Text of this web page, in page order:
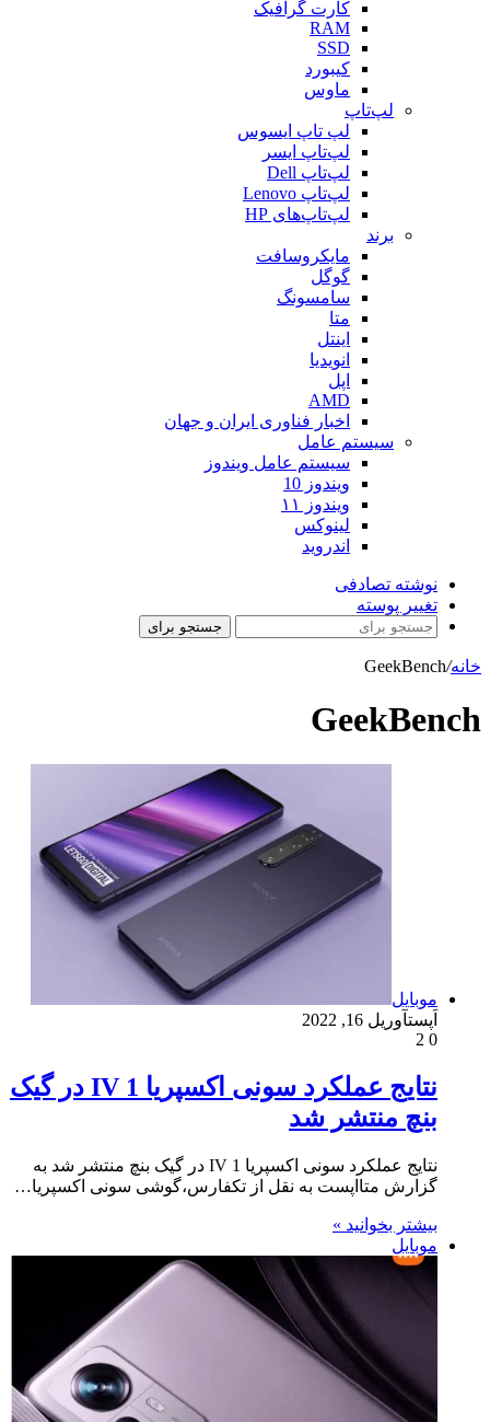
کارت گرافیک
RAM
SSD
کیبورد
ماوس
لپ‌تاپ
لپ تاپ ایسوس
لپ‌تاپ ایسر
لپ‌تاپ Dell
لپ‌تاپ Lenovo
لپ‌تاپ‌های HP
برند
مایکروسافت
گوگل
سامسونگ
متا
اینتل
انویدیا
اپل
AMD
اخبار فناوری ایران و جهان
سیستم عامل
سیستم عامل ویندوز
ویندوز 10
ویندوز ۱۱
لینوکس
اندروید
نوشته تصادفی
تغییر پوسته
جستجو برای
خانه/
GeekBench
GeekBench
موبایل
اَپستآوریل 16, 2022
0
نتایج عملکرد سونی اکسپریا 1 IV در گیک
بنچ منتشر شد
نتایج عملکرد سونی اکسپریا 1 IV در گیک بنچ منتشر شد به
گزارش متااپست به نقل از تکفارس،گوشی سونی اکسپریا…
بیشتر بخوانید »
موبایل